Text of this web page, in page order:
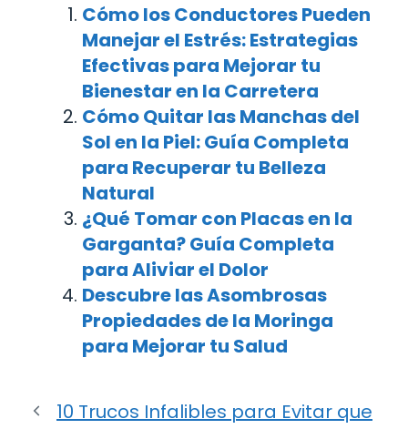
Cómo los Conductores Pueden
Manejar el Estrés: Estrategias
Efectivas para Mejorar tu
Bienestar en la Carretera
Cómo Quitar las Manchas del
Sol en la Piel: Guía Completa
para Recuperar tu Belleza
Natural
¿Qué Tomar con Placas en la
Garganta? Guía Completa
para Aliviar el Dolor
Descubre las Asombrosas
Propiedades de la Moringa
para Mejorar tu Salud
10 Trucos Infalibles para Evitar que